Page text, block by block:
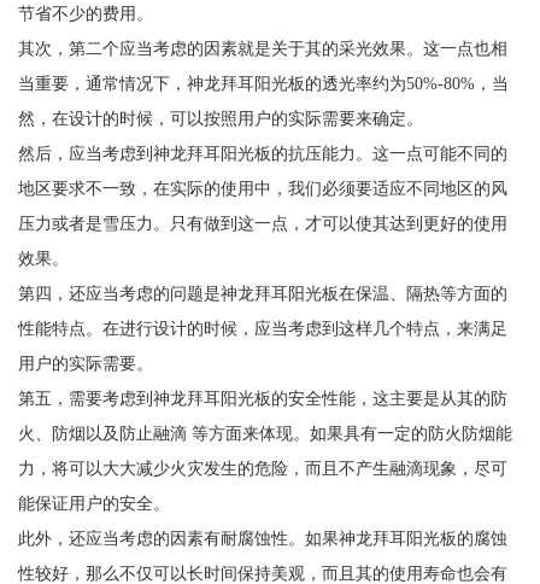
节省不少的费用。
其次，第二个应当考虑的因素就是关于其的采光效果。这一点也相
当重要，通常情况下，神龙拜耳阳光板的透光率约为50%-80%，当
然，在设计的时候，可以按照用户的实际需要来确定。
然后，应当考虑到神龙拜耳阳光板的抗压能力。这一点可能不同的
地区要求不一致，在实际的使用中，我们必须要适应不同地区的风
压力或者是雪压力。只有做到这一点，才可以使其达到更好的使用
效果。
第四，还应当考虑的问题是神龙拜耳阳光板在保温、隔热等方面的
性能特点。在进行设计的时候，应当考虑到这样几个特点，来满足
用户的实际需要。
第五，需要考虑到神龙拜耳阳光板的安全性能，这主要是从其的防
火、防烟以及防止融滴 等方面来体现。如果具有一定的防火防烟能
力，将可以大大减少火灾发生的危险，而且不产生融滴现象，尽可
能保证用户的安全。
此外，还应当考虑的因素有耐腐蚀性。如果神龙拜耳阳光板的腐蚀
性较好，那么不仅可以长时间保持美观，而且其的使用寿命也会有